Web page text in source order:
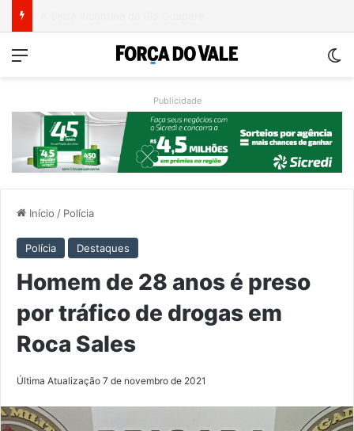
Menu
Publicidade
Início / Polícia
Polícia Destaques
Homem de 28 anos é preso
por tráfico de drogas em
Roca Sales
Última Atualização 7 de novembro de 2021